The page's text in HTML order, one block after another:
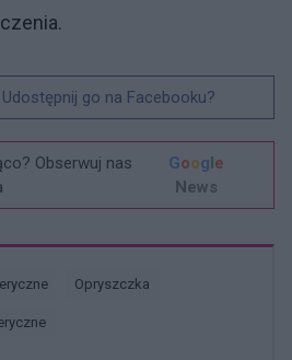
go na Facebooku?
Obserwuj nas
Google
News
Opryszczka